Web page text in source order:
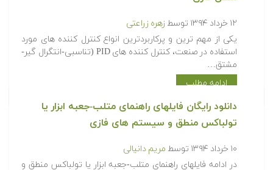
۱۲ خرداد ۱۳۹۴ توسط زهره زراعتی
یکی از مهم ترین و پرکاربردترین‬ انواع کنترل کننده های مورد
استفاده در صنعت، کنترل کننده های PID (تناسبی-انتگرال گیر-
مشتق…
ادامه مطلب
دانلود رایگان فایلهای راهنمای متلب-جعبه ابزار یا
تولباکس منطق و سیستم های فازی
۱۰ خرداد ۱۳۹۴ توسط مریم دانیالی
در ادامه فایلهای راهنمای متلب-جعبه ابزار یا تولباکس منطق و